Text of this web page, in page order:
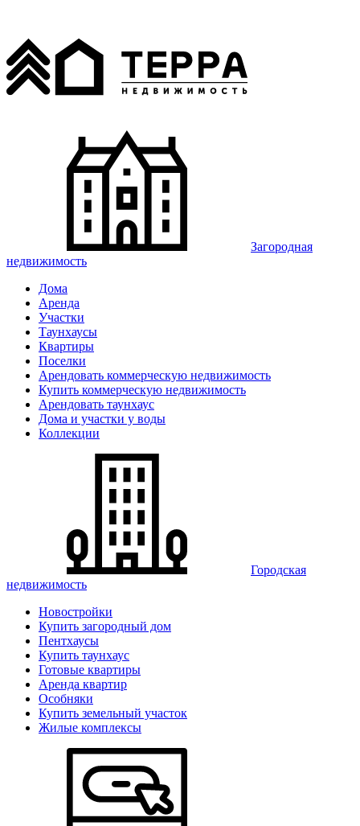
Загородная
недвижимость
Дома
Аренда
Участки
Таунхаусы
Квартиры
Поселки
Арендовать коммерческую недвижимость
Купить коммерческую недвижимость
Арендовать таунхаус
Дома и участки у воды
Коллекции
Городская
недвижимость
Новостройки
Купить загородный дом
Пентхаусы
Купить таунхаус
Готовые квартиры
Аренда квартир
Особняки
Купить земельный участок
Жилые комплексы